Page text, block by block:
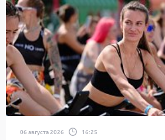
06 августа 2026 16:25